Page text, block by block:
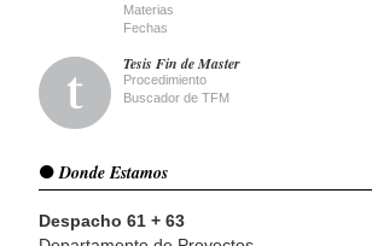
Materias
Fechas
Tesis Fin de Master
Procedimiento
Buscador de TFM
Donde Estamos
Despacho 61 + 63